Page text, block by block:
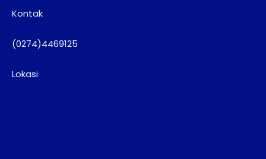
Kontak
(0274)4469125
Lokasi